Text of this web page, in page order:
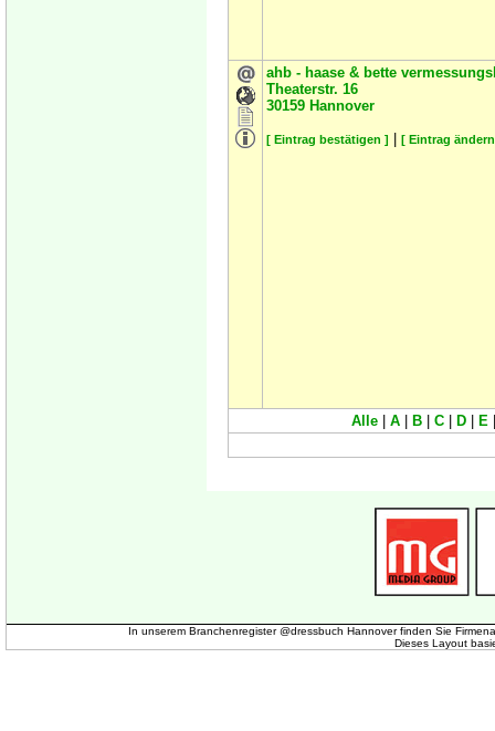
ahb - haase & bette
Theaterstr. 16
30159 Hannover
[ Eintrag bestätigen ] [ Eintrag
Alle A B C D E
In unserem Branchenregister @dressbuch Hannover finden Sie
Dieses Layout